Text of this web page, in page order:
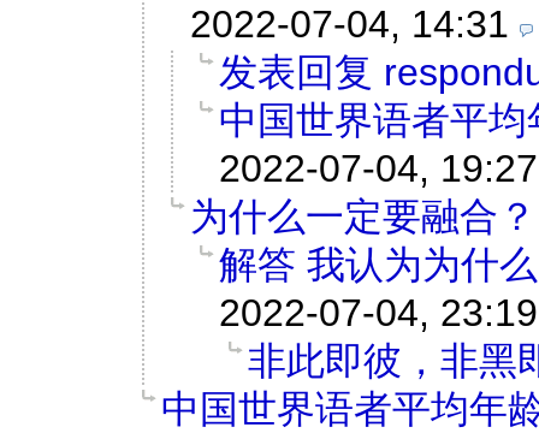
2022-07-04, 14:31
发表回复
中国世界语者平
2022-07-04, 19:27
为什么一定要融合？
解答 我认为为什
2022-07-04, 23:19
非此即彼，非黑
中国世界语者平均年